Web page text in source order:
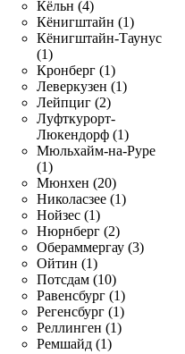
Кёльн (4)
Кёнигштайн (1)
Кёнигштайн-Таунус
(1)
Кронберг (1)
Леверкузен (1)
Лейпциг (2)
Луфткурорт-
Люкендорф (1)
Мюльхайм-на-Руре
(1)
Мюнхен (20)
Николасзее (1)
Нойзес (1)
Нюрнберг (2)
Обераммергау (3)
Ойтин (1)
Потсдам (10)
Равенсбург (1)
Регенсбург (1)
Реллинген (1)
Ремшайд (1)